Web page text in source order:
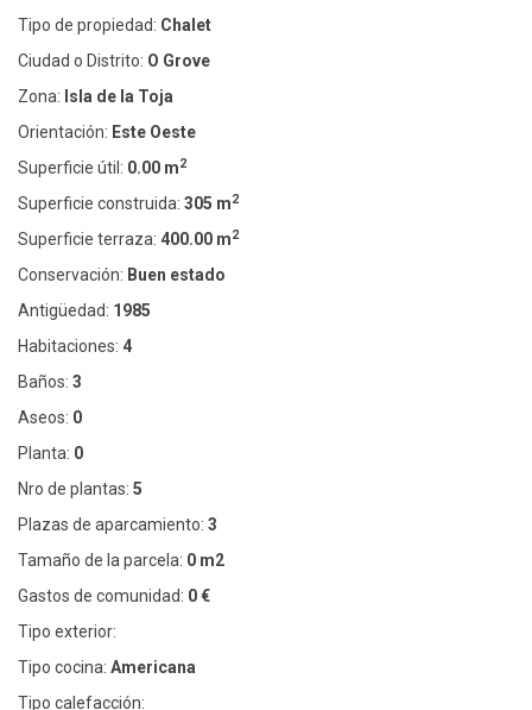
Tipo de propiedad: Chalet
Ciudad o Distrito: O Grove
Zona: Isla de la Toja
Orientación: Este Oeste
Superficie útil: 0.00 m2
Superficie construida: 305 m2
Superficie terraza: 400.00 m2
Conservación: Buen estado
Antigüedad: 1985
Habitaciones: 4
Baños: 3
Aseos: 0
Planta: 0
Nro de plantas: 5
Plazas de aparcamiento: 3
Tamaño de la parcela: 0 m2
Gastos de comunidad: 0 €
Tipo exterior:
Tipo cocina: Americana
Tipo calefacción: